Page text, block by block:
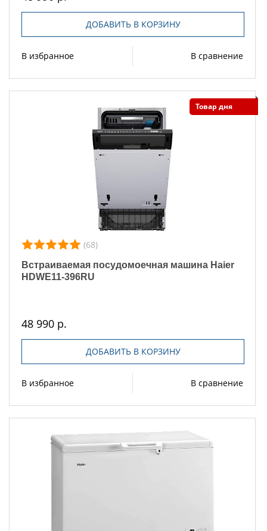
ДОБАВИТЬ В КОРЗИНУ
В избранное В сравнение
Товар дня
(68)
Встраиваемая посудомоечная машина Haier
HDWE11-396RU
48 990 р.
ДОБАВИТЬ В КОРЗИНУ
В избранное В сравнение